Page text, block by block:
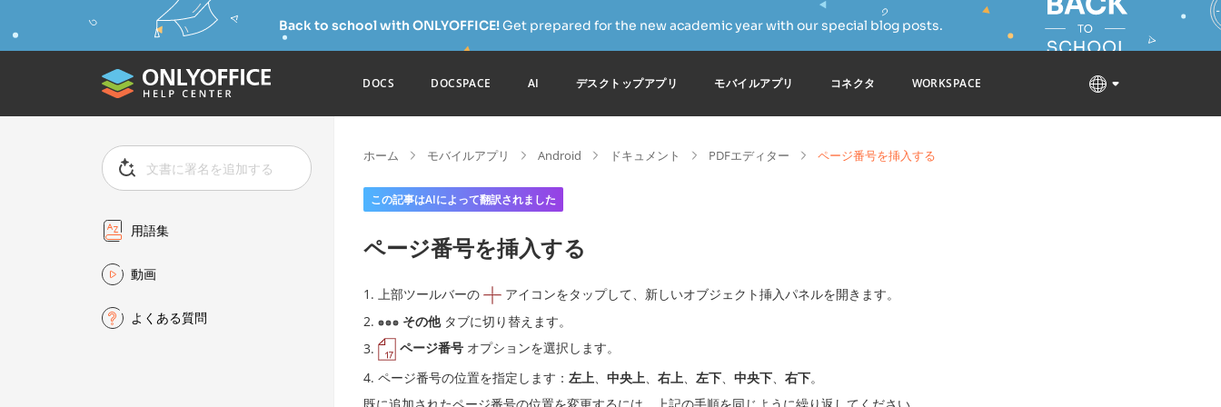
Back to school with ONLYOFFICE!Get prepared for the new academic year with our special blog posts.
DOCS DOCSPACE AI デスクトップアプリ モバイルアプリ コネクタ WORKSPACE
用語集
動画
よくある質問
ホーム モバイルアプリ Android ドキュメント PDFエディター ページ番号を挿入する
この記事はAIによって翻訳されました
ページ番号を挿入する
上部ツールバーの
アイコンをタップして、新しいオブジェクト挿入パネルを開きます。
その他タブに切り替えます。
ページ番号 オプションを選択します。
ページ番号の位置を指定します： 左上、 中央上、 右上、 左下、 中央下、 右下。